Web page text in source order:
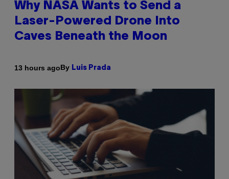
Why NASA Wants to Send a
Laser-Powered Drone Into
Caves Beneath the Moon
13 hours agoBy Luis Prada